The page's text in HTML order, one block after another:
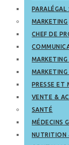
PARALÉGAL
MARKETING
CHEF DE
PRESSE ET
VENTE &
SANTÉ
MÉDECINS
NUTRITION